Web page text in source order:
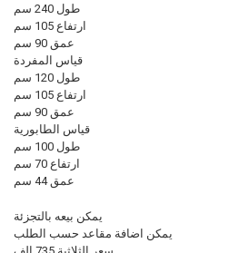
طول 240 سم
ارتفاع 105 سم
عمق 90 سم
قياس المفردة
طول 120 سم
ارتفاع 105 سم
عمق 90 سم
قياس الطابورية
طول 100 سم
ارتفاع 70 سم
عمق 44 سم
يمكن بيعه بالتجزئة
يمكن اضافة مقاعد حسب الطلب